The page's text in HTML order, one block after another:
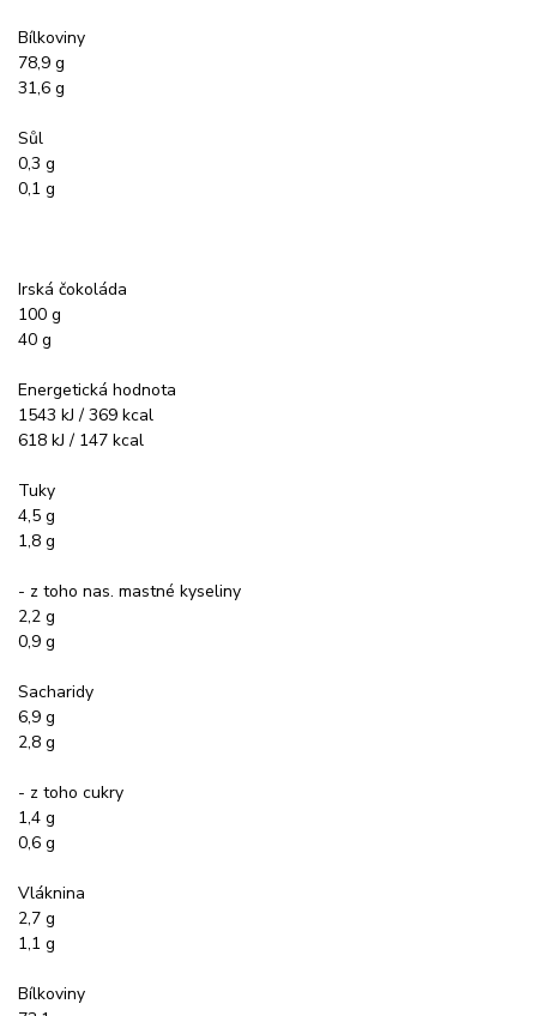
Bílkoviny
78,9 g
31,6 g
Sůl
0,3 g
0,1 g
Irská čokoláda
100 g
40 g
Energetická hodnota
1543 kJ / 369 kcal
618 kJ / 147 kcal
Tuky
4,5 g
1,8 g
- z toho nas. mastné kyseliny
2,2 g
0,9 g
Sacharidy
6,9 g
2,8 g
- z toho cukry
1,4 g
0,6 g
Vláknina
2,7 g
1,1 g
Bílkoviny